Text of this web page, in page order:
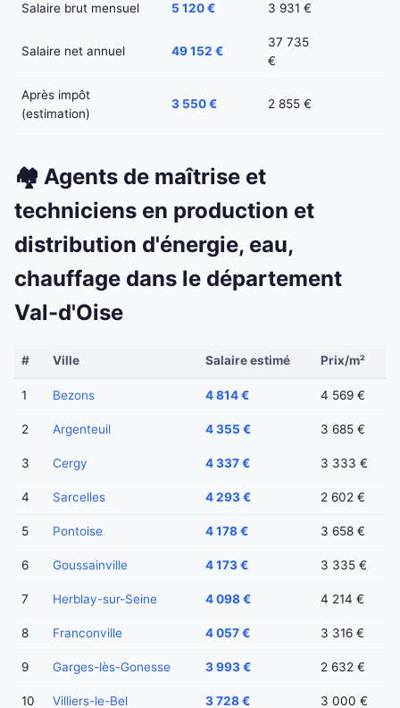
Salaire brut mensuel 5 120 € 3 931 €
Salaire net annuel 49 152 €
37 735
€
Après impôt
(estimation)
3 550 € 2 855 €
🏘️ Agents de maîtrise et
techniciens en production et
distribution d'énergie, eau,
chauffage dans le département
Val-d'Oise
# Ville Salaire estimé Prix/m²
1 Bezons 4 814 € 4 569 €
2 Argenteuil 4 355 € 3 685 €
3 Cergy 4 337 € 3 333 €
4 Sarcelles 4 293 € 2 602 €
5 Pontoise 4 178 € 3 658 €
6 Goussainville 4 173 € 3 335 €
7 Herblay-sur-Seine 4 098 € 4 214 €
8 Franconville 4 057 € 3 316 €
9 Garges-lès-Gonesse 3 993 € 2 632 €
10 Villiers-le-Bel 3 728 € 3 000 €